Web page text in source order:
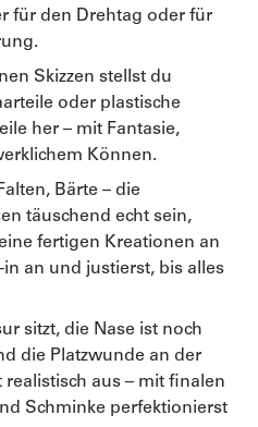
für den Drehtag oder für
Skizzen stellst du
oder plastische
her – mit Fantasie,
Können.
Bärte – die
täuschend echt sein,
fertigen Kreationen an
an und justierst, bis alles
sitzt, die Nase ist noch
die Platzwunde an der
aus – mit finalen
Schminke perfektionierst